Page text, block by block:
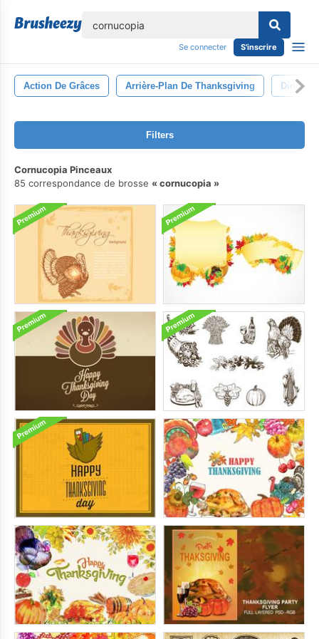
Se connecter S'inscrire
Action De Grâces Arrière-Plan De Thanksgiving Dinde
Filters
Cornucopia Pinceaux
85 correspondance de brosse
cornucopia